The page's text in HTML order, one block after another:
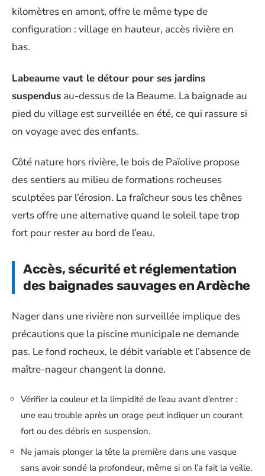
kilomètres en amont, offre le même type de
configuration : village en hauteur, accès rivière en
bas.
Labeaume vaut le détour pour ses jardins
suspendus au-dessus de la Beaume. La baignade au
pied du village est surveillée en été, ce qui rassure si
on voyage avec des enfants.
Côté nature hors rivière, le bois de Païolive propose
des sentiers au milieu de formations rocheuses
sculptées par l’érosion. La fraîcheur sous les chênes
verts offre une alternative quand le soleil tape trop
fort pour rester au bord de l’eau.
Accès, sécurité et réglementation
des baignades sauvages en Ardèche
Nager dans une rivière non surveillée implique des
précautions que la piscine municipale ne demande
pas. Le fond rocheux, le débit variable et l’absence de
maître-nageur changent la donne.
Vérifier la couleur et la limpidité de l’eau avant d’entrer :
une eau trouble après un orage peut indiquer un courant
fort ou des débris en suspension.
Ne jamais plonger la tête la première dans une vasque
sans avoir sondé la profondeur, même si on l’a fait la veille.